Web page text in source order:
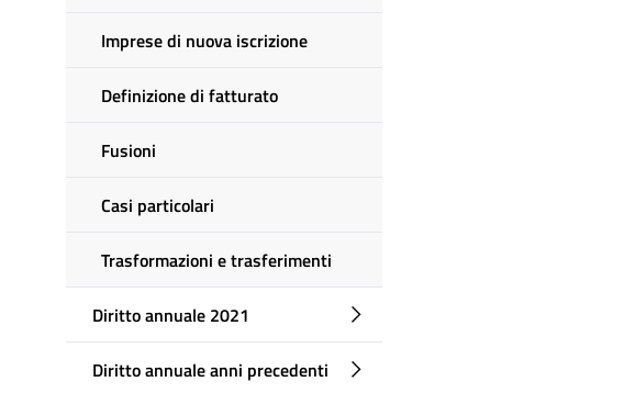
Imprese di nuova iscrizione
Definizione di fatturato
Fusioni
Casi particolari
Trasformazioni e trasferimenti
Diritto annuale 2021
Diritto annuale anni precedenti